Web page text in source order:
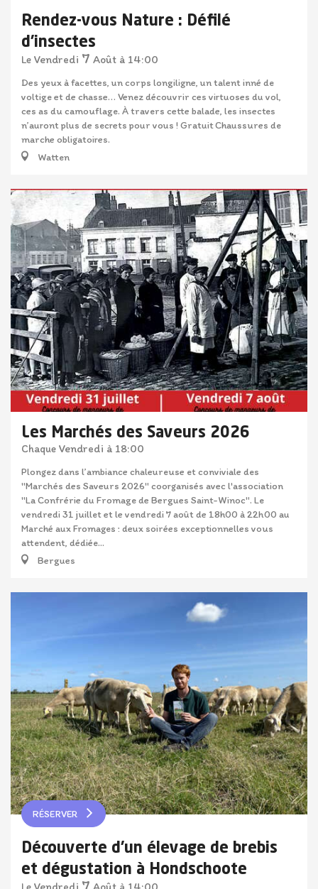
Rendez-vous Nature : Défilé
d'insectes
Le Vendredi 7 Août à 14:00
Des yeux à facettes, un corps longiligne, un talent inné de
voltige et de chasse… Venez découvrir ces virtuoses du vol,
ces as du camouflage. À travers cette balade, les insectes
n’auront plus de secrets pour vous ! Gratuit Chaussures de
marche obligatoires.
Watten
Les Marchés des Saveurs 2026
Chaque Vendredi à 18:00
Plongez dans l’ambiance chaleureuse et conviviale des
"Marchés des Saveurs 2026" coorganisés avec l'association
"La Confrérie du Fromage de Bergues Saint-Winoc". Le
vendredi 31 juillet et le vendredi 7 août de 18h00 à 22h00 au
Marché aux Fromages : deux soirées exceptionnelles vous
attendent, dédiée...
Bergues
RÉSERVER
Découverte d'un élevage de brebis
et dégustation à Hondschoote
Vendredi 7 Août à 14:00